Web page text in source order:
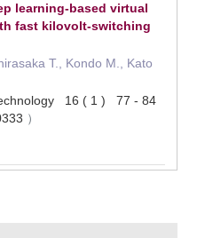
learning-based virtual
fast kilovolt-switching
T., Kondo M., Kato
16 ( 1 ) 77 - 84
）